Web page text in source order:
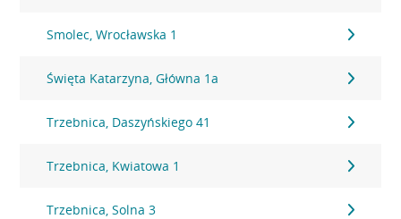
Smolec, Wrocławska 1
Święta Katarzyna, Główna 1a
Trzebnica, Daszyńskiego 41
Trzebnica, Kwiatowa 1
Trzebnica, Solna 3